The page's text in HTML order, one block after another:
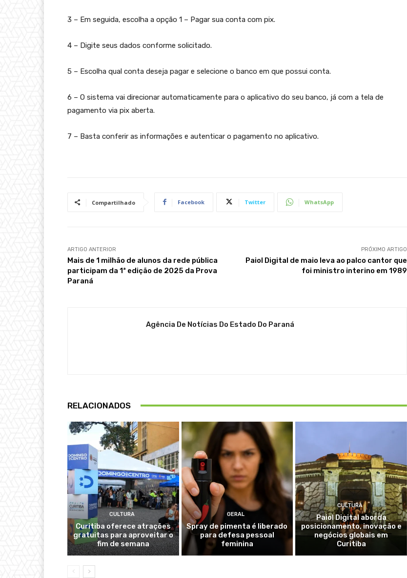
3 – Em seguida, escolha a opção 1 – Pagar sua conta com pix.
4 – Digite seus dados conforme solicitado.
5 – Escolha qual conta deseja pagar e selecione o banco em que possui conta.
6 – O sistema vai direcionar automaticamente para o aplicativo do seu banco, já com a tela de
pagamento via pix aberta.
7 – Basta conferir as informações e autenticar o pagamento no aplicativo.
Compartilhado Facebook Twitter WhatsApp
ARTIGO ANTERIOR
Mais de 1 milhão de alunos da rede pública
participam da 1ª edição de 2025 da Prova
Paraná
PRÓXIMO ARTIGO
Paiol Digital de maio leva ao palco cantor que
foi ministro interino em 1989
Agência De Notícias Do Estado Do Paraná
RELACIONADOS
CULTURA
Curitiba oferece atrações
gratuitas para aproveitar o
fim de semana
GERAL
Spray de pimenta é liberado
para defesa pessoal
feminina
CULTURA
Paiol Digital aborda
posicionamento, inovação e
negócios globais em
Curitiba